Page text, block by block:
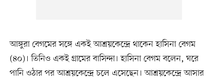
আঙ্গুরা বেগমের সঙ্গে একই আশ্রয়কেন্দ্রে থাকেন হাসিনা বেগম
(৪০)। তিনিও একই গ্রামের বাসিন্দা। হাসিনা বেগম বলেন, ঘরে
পানি ওঠার পর আশ্রয়কেন্দ্রে চলে এসেছেন। আশ্রয়কেন্দ্রে আসার